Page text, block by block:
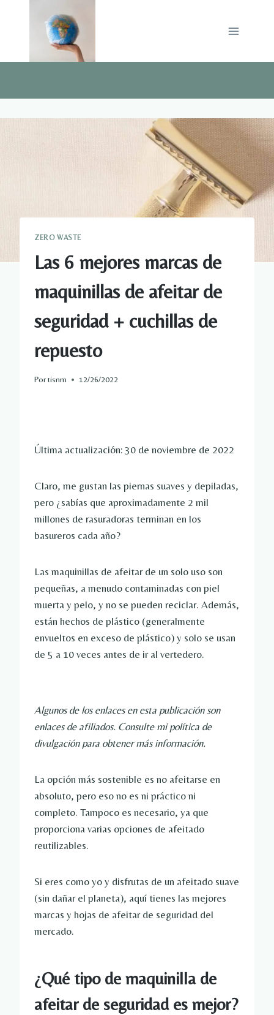
ZERO WASTE
Las 6 mejores marcas de
maquinillas de afeitar de
seguridad + cuchillas de
repuesto
Portisnm 12/26/2022
Última actualización: 30 de noviembre de 2022
Claro, me gustan las piernas suaves y depiladas,
pero ¿sabías que aproximadamente 2 mil
millones de rasuradoras terminan en los
basureros cada año?
Las maquinillas de afeitar de un solo uso son
pequeñas, a menudo contaminadas con piel
muerta y pelo, y no se pueden reciclar. Además,
están hechos de plástico (generalmente
envueltos en exceso de plástico) y solo se usan
de 5 a 10 veces antes de ir al vertedero.
Algunos de los enlaces en esta publicación son
enlaces de afiliados. Consulte mi política de
divulgación para obtener más información.
La opción más sostenible es no afeitarse en
absoluto, pero eso no es ni práctico ni
completo. Tampoco es necesario, ya que
proporciona varias opciones de afeitado
reutilizables.
Si eres como yo y disfrutas de un afeitado suave
(sin dañar el planeta), aquí tienes las mejores
marcas y hojas de afeitar de seguridad del
mercado.
¿Qué tipo de maquinilla de
afeitar de seguridad es mejor?